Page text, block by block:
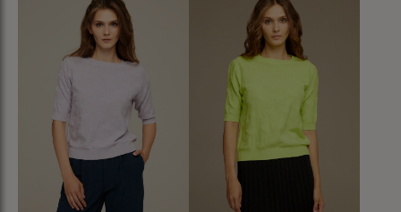
варіантів.
Параметри
можна
вибрати
сторінці
кілька
варіантів.
Параметри
можна
вибрати
сторінці